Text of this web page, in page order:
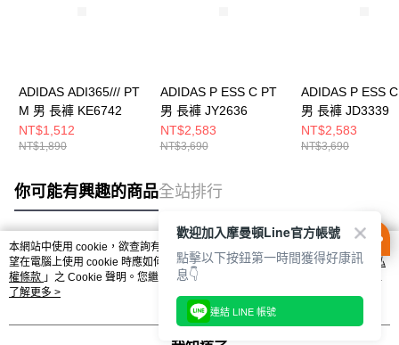
ADIDAS ADI365/// PT
M 男 長褲 KE6742
NT$1,512
NT$1,890
ADIDAS P ESS C PT
男 長褲 JY2636
NT$2,583
NT$3,690
ADIDAS P ESS
男 長褲 JD3339
NT$2,583
NT$3,690
你可能有興趣的商品全站排行
熱門標籤
本網站中使用 cookie，欲查詢有關本網站使用 cookie 方式之詳情，及若您不希
望在電腦上使用 cookie 時應如何變更電腦的 cookie 設定，請參閱本網站「
隱私
權條款 」之 Cookie 聲明。您繼續使用本網站即表示您同意本公司得按本網站使
用條款之 Cookie 聲明使用 cookie。
了解更多 >
歡迎加入摩曼頓Line官方帳號
點擊以下按鈕第一時間獲得好康訊
息👇
連結 LINE 帳號